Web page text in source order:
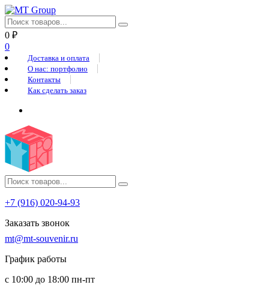
0 ₽
0
Доставка и оплата
О нас: портфолио
Контакты
Как сделать заказ
+7 (916) 020-94-93
Заказать звонок
mt@mt-souvenir.ru
График работы
с 10:00 до 18:00 пн-пт